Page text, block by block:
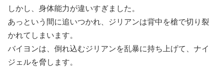
しかし、身体能力が違いすぎました。
あっという間に追いつかれ、ジリアンは背中を槍で切り裂
かれてしまいます。
バイヨンは、倒れ込むジリアンを乱暴に持ち上げて、ナイ
ジェルを脅します。